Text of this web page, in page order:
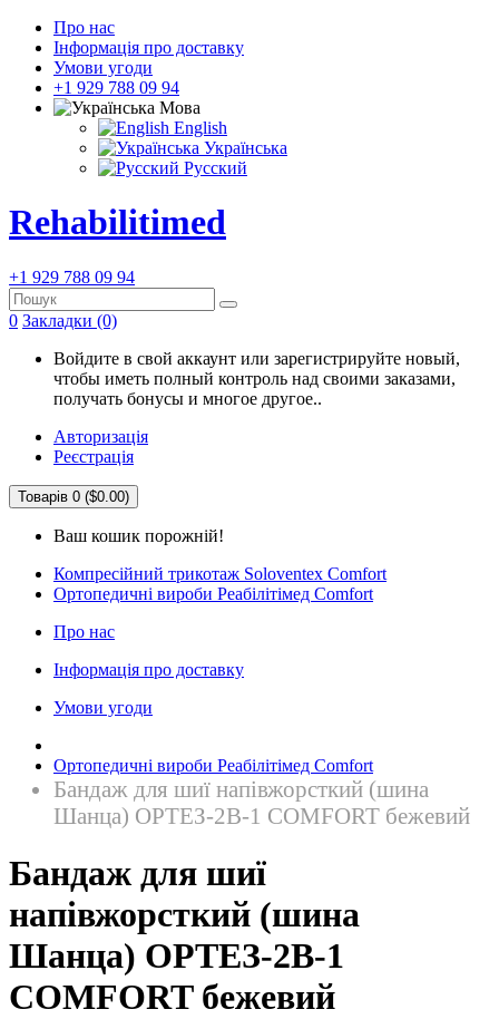
Про нас
Інформація про доставку
Умови угоди
+1 929 788 09 94
Мова
English
Українська
Русский
Rehabilitimed
+1 929 788 09 94
0 Закладки (0)
Войдите в свой аккаунт или зарегистрируйте новый,
чтобы иметь полный контроль над своими заказами,
получать бонусы и многое другое..
Авторизація
Реєстрація
Товарів 0 ($0.00)
Ваш кошик порожній!
Компресійний трикотаж Soloventex Comfort
Ортопедичні вироби Реабілітімед Comfort
Про нас
Інформація про доставку
Умови угоди
Ортопедичні вироби Реабілітімед Comfort
Бандаж для шиї напівжорсткий (шина
Шанца) ОРТЕЗ-2В-1 COMFORT бежевий
Бандаж для шиї
напівжорсткий (шина
Шанца) ОРТЕЗ-2В-1
COMFORT бежевий